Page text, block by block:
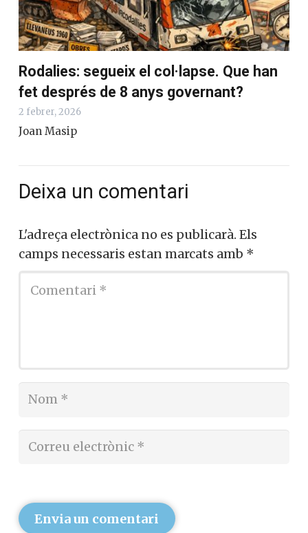
Rodalies: segueix el col·lapse. Que han
fet després de 8 anys governant?
2 febrer, 2026
Joan Masip
Deixa un comentari
L'adreça electrònica no es publicarà. Els
camps necessaris estan marcats amb *
Envia un comentari